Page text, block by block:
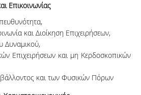
Επικοινωνίας
και Διοίκηση Επιχειρήσεων,
Δυναμικού,
Επιχειρήσεων και μη Κερδοσκοπικών
και των Φυσικών Πόρων